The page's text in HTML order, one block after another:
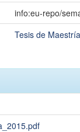
info:eu-repo/
Tesis de